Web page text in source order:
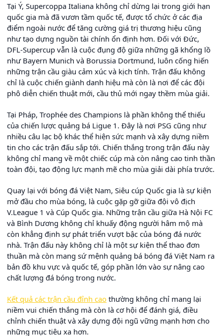
Tại Ý, Supercoppa Italiana không chỉ dừng lại trong giới hạn
quốc gia mà đã vươn tầm quốc tế, được tổ chức ở các địa
điểm ngoài nước để tăng cường giá trị thương hiệu cũng
như tạo dựng nguồn tài chính ổn định hơn. Đối với Đức,
DFL-Supercup vẫn là cuộc đụng độ giữa những gã khổng lồ
như Bayern Munich và Borussia Dortmund, luôn cống hiến
những trận cầu giàu cảm xúc và kịch tính. Trận đấu không
chỉ là cuộc chiến giành danh hiệu mà còn là nơi để các đội
phô diễn chiến thuật mới, cầu thủ mới ngay thềm mùa giải.
Tại Pháp, Trophée des Champions là phần không thể thiếu
của chiến lược quảng bá Ligue 1. Đây là nơi PSG cũng như
nhiều câu lạc bộ khác thể hiện sức mạnh và xây dựng niềm
tin cho các trận đấu sắp tới. Chiến thắng trong trận đấu này
không chỉ mang về một chiếc cúp mà còn nâng cao tinh thần
toàn đội, tạo động lực mạnh mẽ cho mùa giải dài phía trước.
Quay lại với bóng đá Việt Nam, Siêu cúp Quốc gia là sự kiện
mở đầu cho mùa bóng, là cuộc gặp gỡ giữa đội vô địch
V.League 1 và Cúp Quốc gia. Những trận cầu giữa Hà Nội FC
và Bình Dương không chỉ khuấy động người hâm mộ mà
còn khẳng định sự phát triển vượt bậc của bóng đá nước
nhà. Trận đấu này không chỉ là một sự kiện thể thao đơn
thuần mà còn mang sứ mệnh quảng bá bóng đá Việt Nam ra
bản đồ khu vực và quốc tế, góp phần lớn vào sự nâng cao
chất lượng đá bóng trong nước.
Kết quả các trận cầu đỉnh cao thường không chỉ mang lại
niềm vui chiến thắng mà còn là cơ hội để đánh giá, điều
chỉnh chiến thuật và xây dựng đội ngũ vững mạnh hơn cho
những mục tiêu xa hơn.